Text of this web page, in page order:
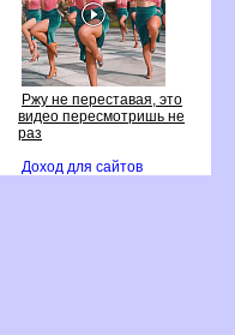
Ржу не переставая, это
идео пересмотришь не
раз
Доход для сайто